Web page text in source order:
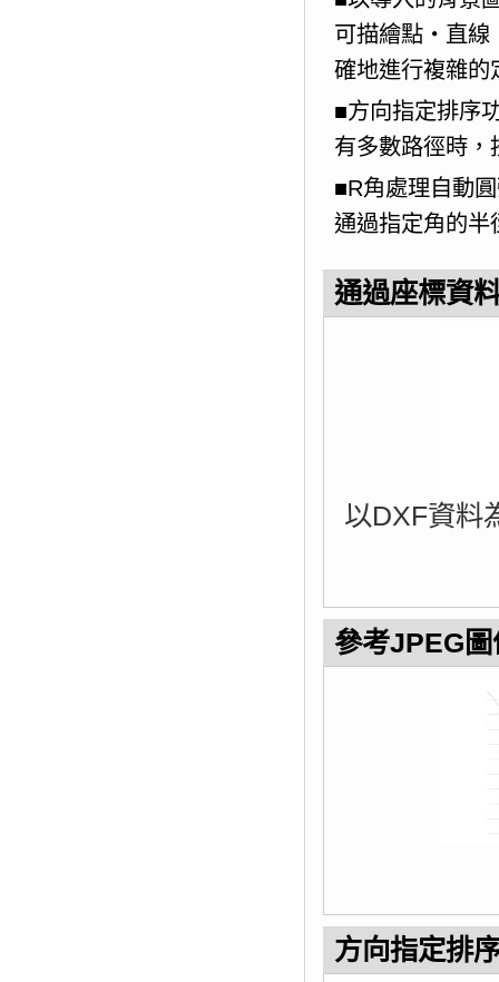
可描繪點・直線
確地進行複雜的
■方向指定排序
有多數路徑時，
■R角處理自動
通過指定角的半
通過座標資
以DXF資料
參考JPEG
方向指定排